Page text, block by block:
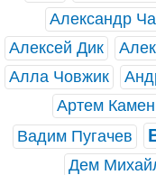
Александр
Алексей Дик
Алла Човжик
Артем
Вадим Пугачев
Дем